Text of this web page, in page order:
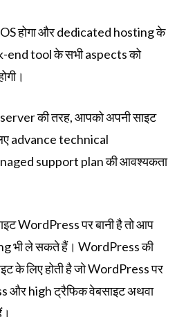
होगा और dedicated hosting के
end tool के सभी aspects को
की तरह, आपको अपनी साइट
advance technical
support plan की आवश्यकता
WordPress पर बानी है तो आप
भी ले सकते हैं। WordPress की
के लिए होती है जो WordPress पर
और high ट्रैफिक वेबसाइट अथवा